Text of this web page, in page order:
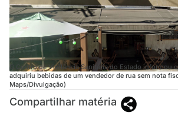
O Centro de Vigilância Sanitária do Estado informou
adquiriu bebidas de um vendedor de rua sem nota
Maps/Divulgação)
Compartilhar matéria